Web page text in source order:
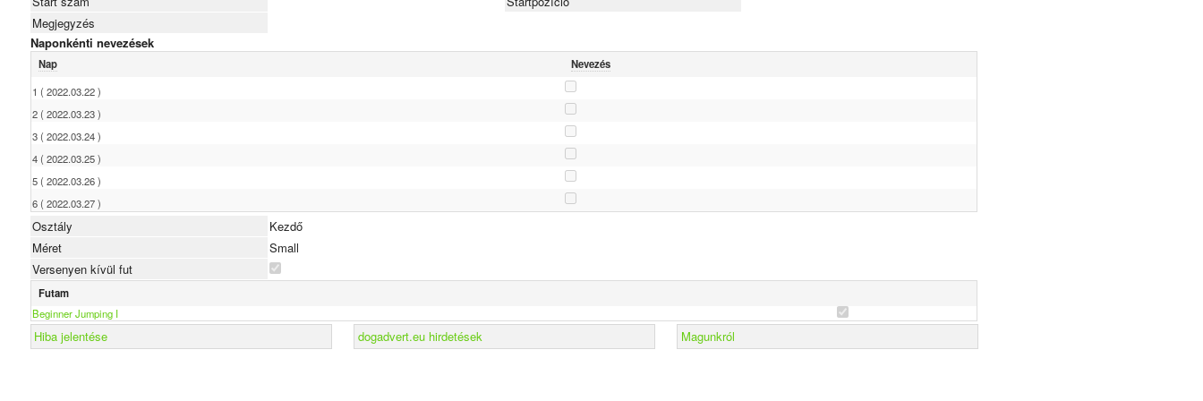
Megjegyzés
Naponkénti nevezések
Nap
Nevezés
1 ( 2022.03.22 )
2 ( 2022.03.23 )
3 ( 2022.03.24 )
4 ( 2022.03.25 )
5 ( 2022.03.26 )
6 ( 2022.03.27 )
Osztály
Kezdő
Méret
Small
Versenyen kívül fut
Futam
Beginner Jumping I
Hiba jelentése dogadvert.eu hirdetések Magunkról